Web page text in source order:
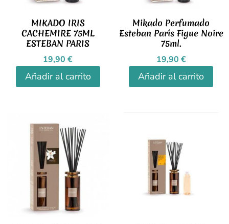
MIKADO IRIS
CACHEMIRE 75ML
ESTEBAN PARIS
19,90€
Añadir al carrito
Mikado Perfumado
Esteban París Figue Noire
75ml.
19,90 €
Añadir al carrito